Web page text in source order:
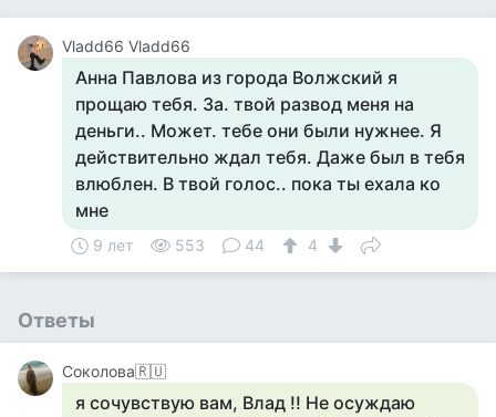
Vladd66 Vladd66
Анна Павлова из города Волжский я
прощаю тебя. За. твой развод меня на
деньги.. Может. тебе они были нужнее. Я
действительно ждал тебя. Даже был в тебя
влюблен. В твой голос.. пока ты ехала ко
мне
9 лет 553 44 4
Ответы
Соколова🇷🇺
я сочувствую вам, Влад !! Не осуждаю